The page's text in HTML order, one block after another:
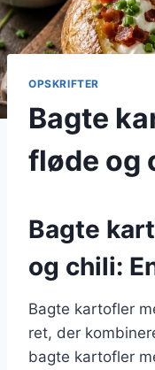
OPSKRIFTER
Bagte
fløde og
Bagte
og chili:
Bagte kartofler
ret, der
bagte kartofler